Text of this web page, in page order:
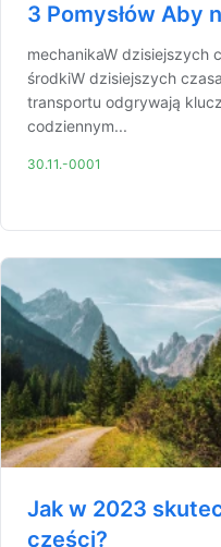
3 Pomysłów Aby
mechanikaW dzisiejszych
środkiW dzisiejszych
transportu odgrywają
codziennym...
30.11.-0001
Jak w 2023
części?